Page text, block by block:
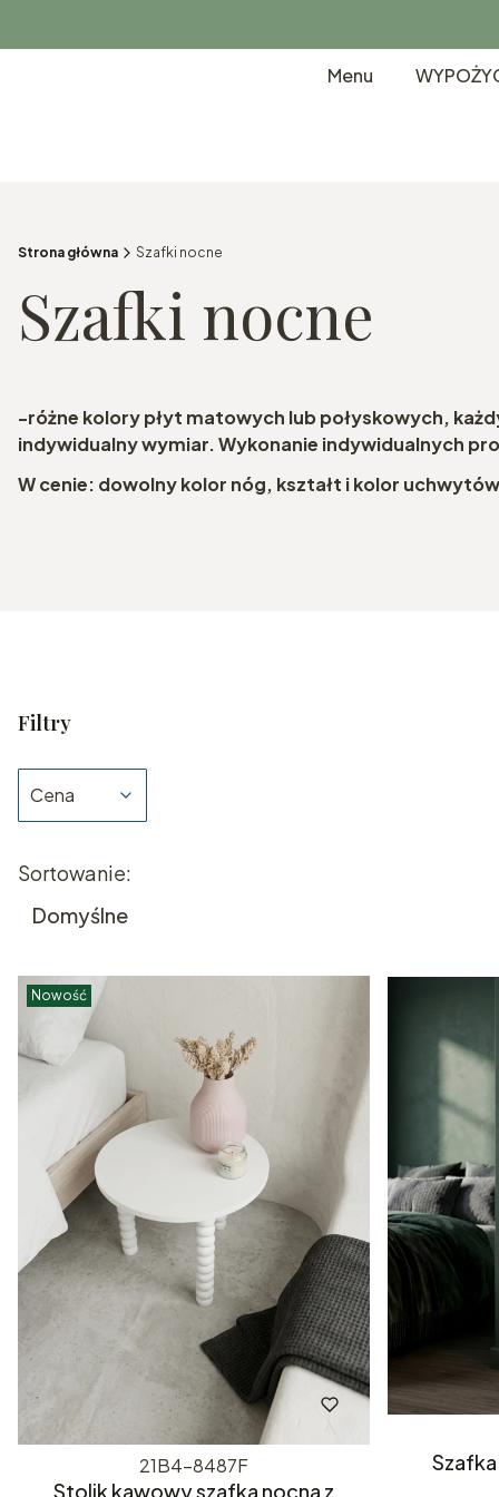
Menu
Strona główna Szafki nocne
Szafki nocne
-różne kolory płyt matowych lub połyskowych,
indywidualny wymiar. Wykonanie indywidualnych
W cenie: dowolny kolor nóg, kształt i kolor uchwytów
Filtry
Cena
Lista produktów
Sortowanie:
Domyślne
Nowość
21B4-8487F
Stolik kawowy szafka nocna z